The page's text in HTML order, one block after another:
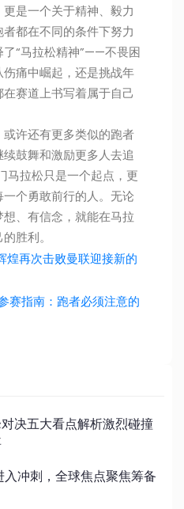
是一个关于精神、毅力
都在不同的条件下努力
“马拉松精神”——不畏困
痛中崛起，还是挑战年
赛道上书写着属于自己
许还有更多类似的跑者
鼓舞和激励更多人去追
马拉松只是一个起点，更
个勇敢前行的人。无论
、有信念，就能在马拉
胜利。
煌再次击败曼联迎接新的
赛指南：跑者必须注意的
决五大看点解析激烈碰撞
冲刺，全球焦点聚焦筹备